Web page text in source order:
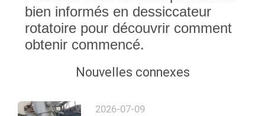
bien informés en dessiccateur
rotatoire pour découvrir comment
obtenir commencé.
Nouvelles connexes
2026-07-09